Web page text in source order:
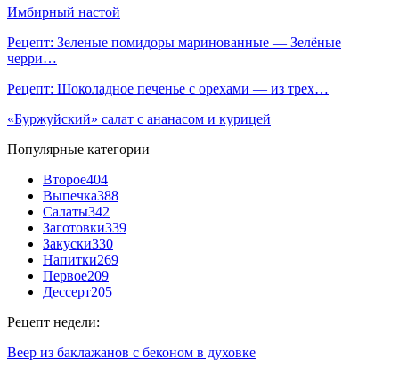
Имбирный настой
Рецепт: Зеленые помидоры маринованные — Зелёные
черри…
Рецепт: Шоколадное печенье с орехами — из трех…
«Буржуйский» салат с ананасом и курицей
Популярные категории
Второе404
Выпечка388
Салаты342
Заготовки339
Закуски330
Напитки269
Первое209
Дессерт205
Рецепт недели:
Веер из баклажанов с беконом в духовке